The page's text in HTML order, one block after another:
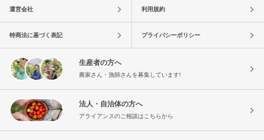
運営会社 利用規約
特商法に基づく表記 プライバシーポリシー
生産者の方へ
農家さん・漁師さんを募集しています!
法人・自治体の方へ
アライアンスのご相談はこちらから